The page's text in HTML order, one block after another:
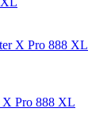
X Pro 888 XL